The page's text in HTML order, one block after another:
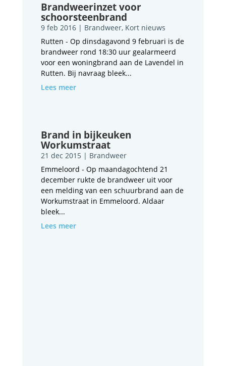
Brandweerinzet voor
schoorsteenbrand
9 feb 2016| Brandweer, Kort nieuws
Rutten - Op dinsdagavond 9 februari is de
brandweer rond 18:30 uur gealarmeerd
voor een woningbrand aan de Lavendel in
Rutten. Bij navraag bleek...
Lees meer
Brand in bijkeuken
Workumstraat
21 dec 2015| Brandweer
Emmeloord - Op maandagochtend 21
december rukte de brandweer uit voor
een melding van een schuurbrand aan de
Workumstraat in Emmeloord. Aldaar
bleek...
Lees meer